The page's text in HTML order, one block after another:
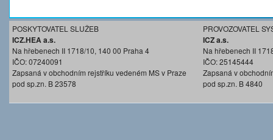
POSKYTOVATEL SLUŽEB
ICZ.HEA a.s.
Na hřebenech II 1718/10, 140 00 Praha 4
IČO: 07240091
Zapsaná v obchodním rejstříku vedeném MS v Praze
pod sp.zn. B 23578
PROVOZOVATEL
ICZ a.s.
Na hřebenech II
IČO: 25145444
Zapsaná v
pod sp.zn. B 4840